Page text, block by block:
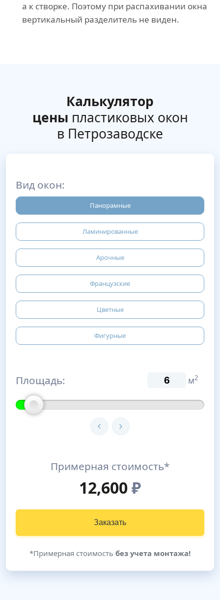
а к створке. Поэтому при распахивании окна
вертикальный разделитель не виден.
Калькулятор
цены пластиковых окон
в Петрозаводске
Вид окон:
Панорамные
Ламинированные
Арочные
Французские
Цветные
Фигурные
Площадь: м2
Примерная стоимость*
12,600₽
Заказать
*Примерная стоимость без учета монтажа!